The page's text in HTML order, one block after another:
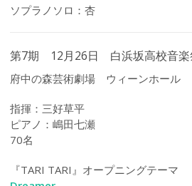
ソプラノソロ：杏
第7期 12月26日 白浜坂高校音楽
府中の森芸術劇場 ウィーンホール
指揮：三好草平
ピアノ：嶋田七瀬
70名
『TARI TARI』オープニングテーマ